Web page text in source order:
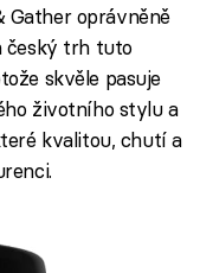
Gather oprávněně
český trh tuto
skvěle pasuje
životního stylu a
kvalitou, chutí a